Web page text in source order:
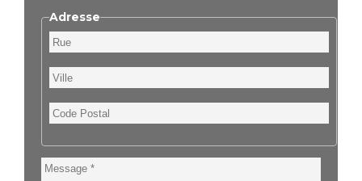
Adresse
Rue
Ville
Code
Postal
Message